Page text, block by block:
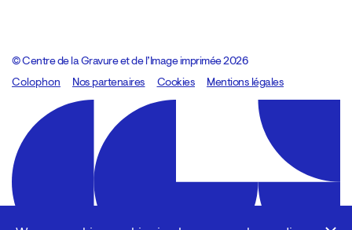
© Centre de la Gravure et de l’Image imprimée 2026
Colophon
Design:Marcel Kaczmarek, code:8080.studio
Nos partenaires Cookies Mentions légales